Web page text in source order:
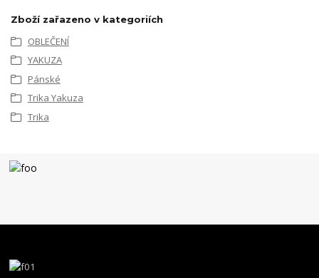
Zboží zařazeno v kategoriích
OBLEČENÍ
YAKUZA
Pánské
Trika Yakuza
Trika